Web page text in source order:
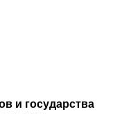
и государства